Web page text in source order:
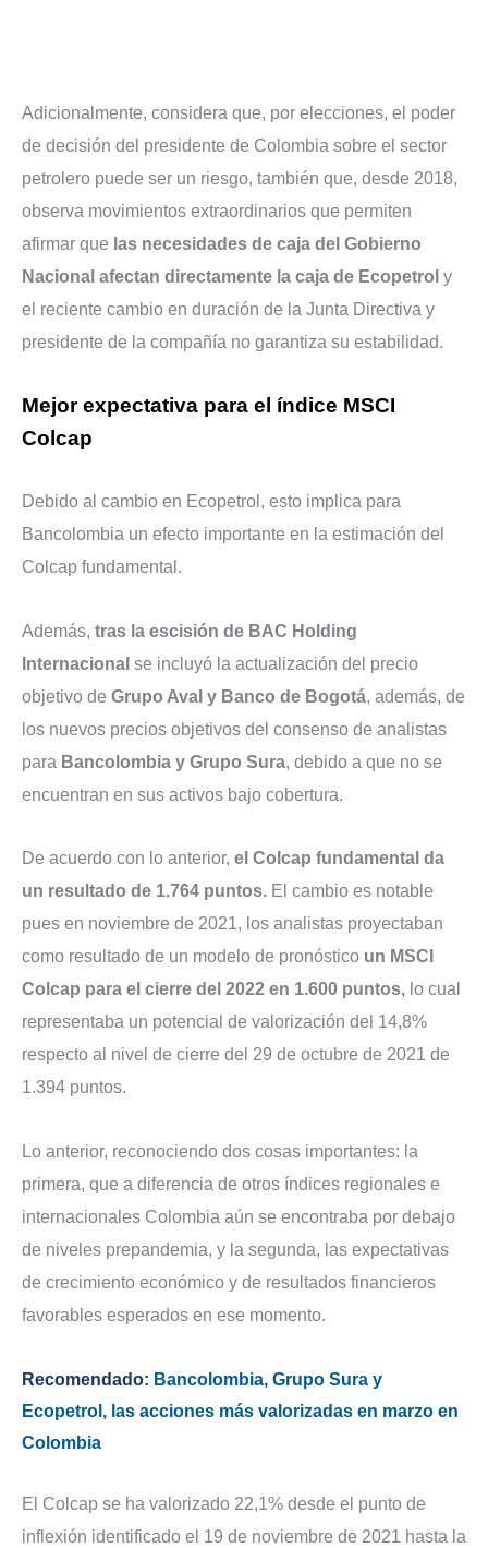
Adicionalmente, considera que, por elecciones, el poder
de decisión del presidente de Colombia sobre el sector
petrolero puede ser un riesgo, también que, desde 2018,
observa movimientos extraordinarios que permiten
afirmar que las necesidades de caja del Gobierno
Nacional afectan directamente la caja de Ecopetrol y
el reciente cambio en duración de la Junta Directiva y
presidente de la compañía no garantiza su estabilidad.
Mejor expectativa para el índice MSCI
Colcap
Debido al cambio en Ecopetrol, esto implica para
Bancolombia un efecto importante en la estimación del
Colcap fundamental.
Además, tras la escisión de BAC Holding
Internacional se incluyó la actualización del precio
objetivo de Grupo Aval y Banco de Bogotá, además, de
los nuevos precios objetivos del consenso de analistas
para Bancolombia y Grupo Sura, debido a que no se
encuentran en sus activos bajo cobertura.
De acuerdo con lo anterior, el Colcap fundamental da
un resultado de 1.764 puntos. El cambio es notable
pues en noviembre de 2021, los analistas proyectaban
como resultado de un modelo de pronóstico un MSCI
Colcap para el cierre del 2022 en 1.600 puntos, lo cual
representaba un potencial de valorización del 14,8%
respecto al nivel de cierre del 29 de octubre de 2021 de
1.394 puntos.
Lo anterior, reconociendo dos cosas importantes: la
primera, que a diferencia de otros índices regionales e
internacionales Colombia aún se encontraba por debajo
de niveles prepandemia, y la segunda, las expectativas
de crecimiento económico y de resultados financieros
favorables esperados en ese momento.
Recomendado: Bancolombia, Grupo Sura y
Ecopetrol, las acciones más valorizadas en marzo en
Colombia
El Colcap se ha valorizado 22,1% desde el punto de
inflexión identificado el 19 de noviembre de 2021 hasta la